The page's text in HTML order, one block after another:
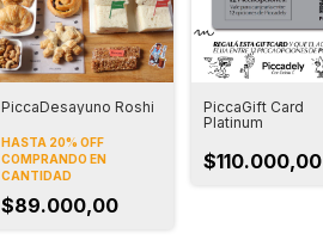
PiccaDesayuno Roshi
HASTA 20% OFF
COMPRANDO EN
CANTIDAD
$89.000,00
PiccaGift Card
Platinum
$110.000,00